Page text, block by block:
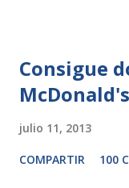
Consigue
McDonald's
julio 11, 2013
COMPARTIR 100